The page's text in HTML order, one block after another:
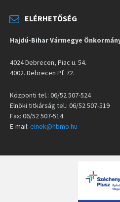
ELÉRHETŐSÉG
Hajdú-Bihar Vármegye
4024 Debrecen, Piac u. 54.
4002. Debrecen Pf. 72.
Központi tel.: 06/52 507-524
Elnöki titkárság tel.: 06/52 507-519
Fax: 06/52 507-514
E-mail: elnok@hbmo.hu